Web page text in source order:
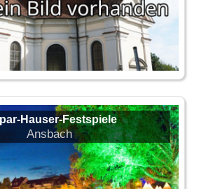
Hauser-Festspiele
Ansbach